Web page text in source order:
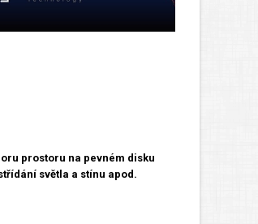
prostoru na pevném disku
světla a stínu apod.